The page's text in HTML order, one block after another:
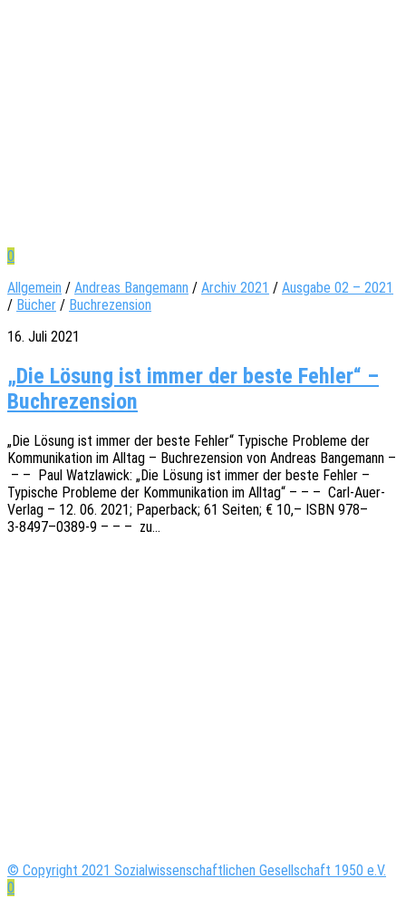
0
Allgemein / Andreas Bangemann / Archiv 2021 / Ausgabe 02 – 2021
/ Bücher / Buchrezension
16. Juli 2021
„Die Lösung ist immer der beste Fehler“ –
Buchrezension
„Die Lösung ist immer der beste Fehler“ Typi­sche Proble­me der
Kommu­ni­ka­ti­on im Alltag – Buch­re­zen­si­on von Andre­as Bange­mann –
– – Paul Watz­la­wick: „Die Lösung ist immer der beste Fehler –
Typi­sche Proble­me der Kommu­ni­ka­ti­on im Alltag“ – – – Carl-Auer-
Verlag – 12. 06. 2021; Paper­back; 61 Seiten; € 10,– ISBN 978–
3‑8497–0389‑9 – – – zu…
© Copyright 2021 Sozialwissenschaftlichen Gesellschaft 1950 e.V.
0